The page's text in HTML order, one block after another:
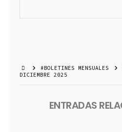
#BOLETINES MENSUALES
DICIEMBRE 2025
ENTRADAS